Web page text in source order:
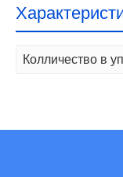
Колличество в